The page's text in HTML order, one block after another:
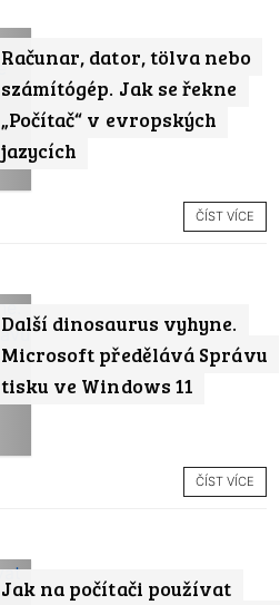
Računar, dator, tölva nebo
számítógép. Jak se řekne
„Počítač“ v evropských
jazycích
ČÍST VÍCE
Další dinosaurus vyhyne.
Microsoft předělává Správu
tisku ve Windows 11
ČÍST VÍCE
Jak na počítači používat